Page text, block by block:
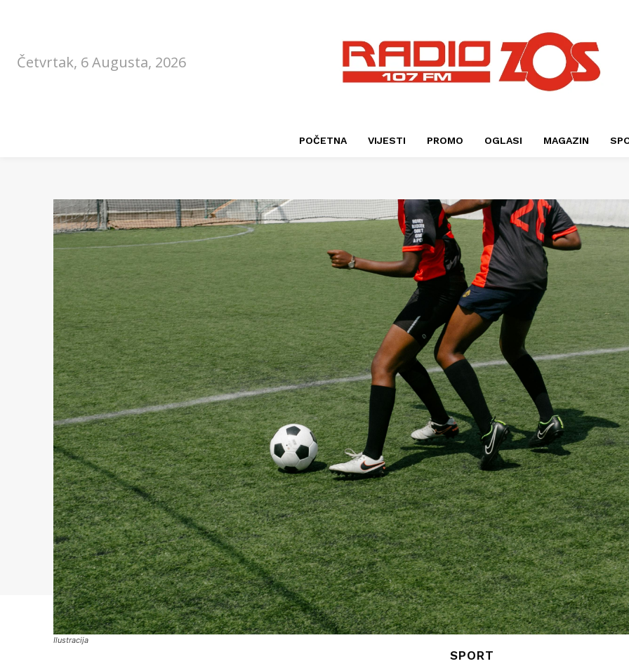
Četvrtak, 6 Augusta, 2026
POČETNA VIJESTI PROMO OGLASI MAGAZIN
Ilustracija
SPORT